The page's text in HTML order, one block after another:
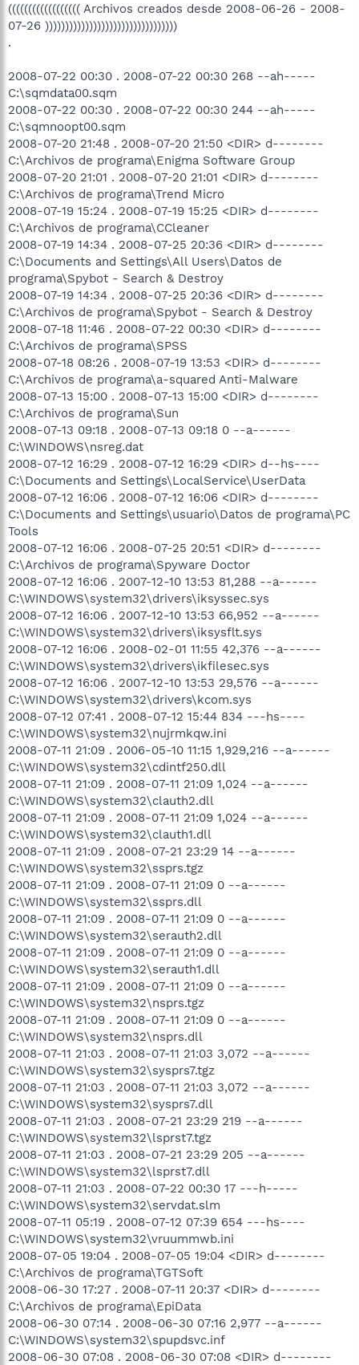
(((((((((((((((((( Archivos creados desde 2008-06-26 - 2008-
07-26 )))))))))))))))))))))))))))))))))
.
2008-07-22 00:30 . 2008-07-22 00:30 268 --ah-----
C:\sqmdata00.sqm
2008-07-22 00:30 . 2008-07-22 00:30 244 --ah-----
C:\sqmnoopt00.sqm
2008-07-20 21:48 . 2008-07-20 21:50 <DIR> d--------
C:\Archivos de programa\Enigma Software Group
2008-07-20 21:01 . 2008-07-20 21:01 <DIR> d--------
C:\Archivos de programa\Trend Micro
2008-07-19 15:24 . 2008-07-19 15:25 <DIR> d--------
C:\Archivos de programa\CCleaner
2008-07-19 14:34 . 2008-07-25 20:36 <DIR> d--------
C:\Documents and Settings\All Users\Datos de
programa\Spybot - Search & Destroy
2008-07-19 14:34 . 2008-07-25 20:36 <DIR> d--------
C:\Archivos de programa\Spybot - Search & Destroy
2008-07-18 11:46 . 2008-07-22 00:30 <DIR> d--------
C:\Archivos de programa\SPSS
2008-07-18 08:26 . 2008-07-19 13:53 <DIR> d--------
C:\Archivos de programa\a-squared Anti-Malware
2008-07-13 15:00 . 2008-07-13 15:00 <DIR> d--------
C:\Archivos de programa\Sun
2008-07-13 09:18 . 2008-07-13 09:18 0 --a------
C:\WINDOWS\nsreg.dat
2008-07-12 16:29 . 2008-07-12 16:29 <DIR> d--hs----
C:\Documents and Settings\LocalService\UserData
2008-07-12 16:06 . 2008-07-12 16:06 <DIR> d--------
C:\Documents and Settings\usuario\Datos de programa\PC
Tools
2008-07-12 16:06 . 2008-07-25 20:51 <DIR> d--------
C:\Archivos de programa\Spyware Doctor
2008-07-12 16:06 . 2007-12-10 13:53 81,288 --a------
C:\WINDOWS\system32\drivers\iksyssec.sys
2008-07-12 16:06 . 2007-12-10 13:53 66,952 --a------
C:\WINDOWS\system32\drivers\iksysflt.sys
2008-07-12 16:06 . 2008-02-01 11:55 42,376 --a------
C:\WINDOWS\system32\drivers\ikfilesec.sys
2008-07-12 16:06 . 2007-12-10 13:53 29,576 --a------
C:\WINDOWS\system32\drivers\kcom.sys
2008-07-12 07:41 . 2008-07-12 15:44 834 ---hs----
C:\WINDOWS\system32\nujrmkqw.ini
2008-07-11 21:09 . 2006-05-10 11:15 1,929,216 --a------
C:\WINDOWS\system32\cdintf250.dll
2008-07-11 21:09 . 2008-07-11 21:09 1,024 --a------
C:\WINDOWS\system32\clauth2.dll
2008-07-11 21:09 . 2008-07-11 21:09 1,024 --a------
C:\WINDOWS\system32\clauth1.dll
2008-07-11 21:09 . 2008-07-21 23:29 14 --a------
C:\WINDOWS\system32\ssprs.tgz
2008-07-11 21:09 . 2008-07-11 21:09 0 --a------
C:\WINDOWS\system32\ssprs.dll
2008-07-11 21:09 . 2008-07-11 21:09 0 --a------
C:\WINDOWS\system32\serauth2.dll
2008-07-11 21:09 . 2008-07-11 21:09 0 --a------
C:\WINDOWS\system32\serauth1.dll
2008-07-11 21:09 . 2008-07-11 21:09 0 --a------
C:\WINDOWS\system32\nsprs.tgz
2008-07-11 21:09 . 2008-07-11 21:09 0 --a------
C:\WINDOWS\system32\nsprs.dll
2008-07-11 21:03 . 2008-07-11 21:03 3,072 --a------
C:\WINDOWS\system32\sysprs7.tgz
2008-07-11 21:03 . 2008-07-11 21:03 3,072 --a------
C:\WINDOWS\system32\sysprs7.dll
2008-07-11 21:03 . 2008-07-21 23:29 219 --a------
C:\WINDOWS\system32\lsprst7.tgz
2008-07-11 21:03 . 2008-07-21 23:29 205 --a------
C:\WINDOWS\system32\lsprst7.dll
2008-07-11 21:03 . 2008-07-22 00:30 17 ---h-----
C:\WINDOWS\system32\servdat.slm
2008-07-11 05:19 . 2008-07-12 07:39 654 ---hs----
C:\WINDOWS\system32\vruummwb.ini
2008-07-05 19:04 . 2008-07-05 19:04 <DIR> d--------
C:\Archivos de programa\TGTSoft
2008-06-30 17:27 . 2008-07-11 20:37 <DIR> d--------
C:\Archivos de programa\EpiData
2008-06-30 07:14 . 2008-06-30 07:16 2,977 --a------
C:\WINDOWS\system32\spupdsvc.inf
2008-06-30 07:08 . 2008-06-30 07:08 <DIR> d--------